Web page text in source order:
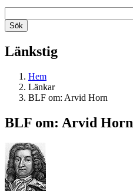
Länkstig
Hem
Länkar
BLF om: Arvid Horn
BLF om: Arvid Horn